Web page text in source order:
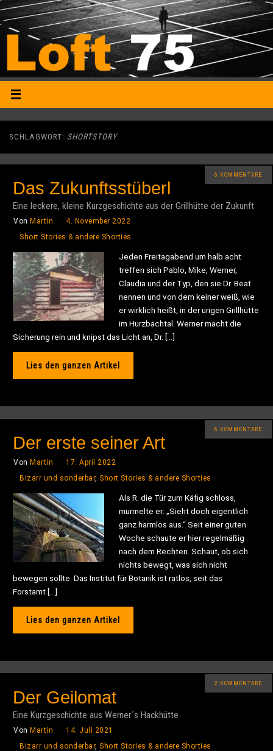
SCHLAGWORT: SHORTSTORY
6 KOMMENTARE
Das Zukunftsstüberl
Eine leckere, kleine Kurzgeschichte aus der Grillhütte der Zukunft
Von Martin
4. November 2022
Short Stories & andere Shorties
Jeden Freitagabend um halb acht
treffen sich Pablo, Mike, Werner,
Claudia und der Typ, den sie Dr. Beat
nennen und von dem keiner weiß, wie
er wirklich heißt, in der urigen Grillhütte
im Hurzbachtal. Werner macht die
Sicherung rein und knipst das Licht an, Dr. […]
Lies den ganzen Artikel
6 KOMMENTARE
Der erste seiner Art
Von Martin
17. April 2022
Bizarr und sonderbar, Short Stories & andere Shorties
Als R. die Tür zum Käfig schloss,
murmelte er: „Sieht doch eigentlich
ganz harmlos aus.“ Seit einer guten
Woche schaute er hier regelmäßig
nach dem Rechten. Schaut, ob sich
nichts bewegt, was sich nicht
bewegen sollte. Das Institut für Botanik ist ratlos, seit das
Forstamt […]
Lies den ganzen Artikel
2 KOMMENTARE
Der Geilomat
Eine Kurzgeschichte aus Werner´s Hackhütte
VonMartin
14. Juli 2021
Bizarr und sonderbar, Short Stories & andere Shorties